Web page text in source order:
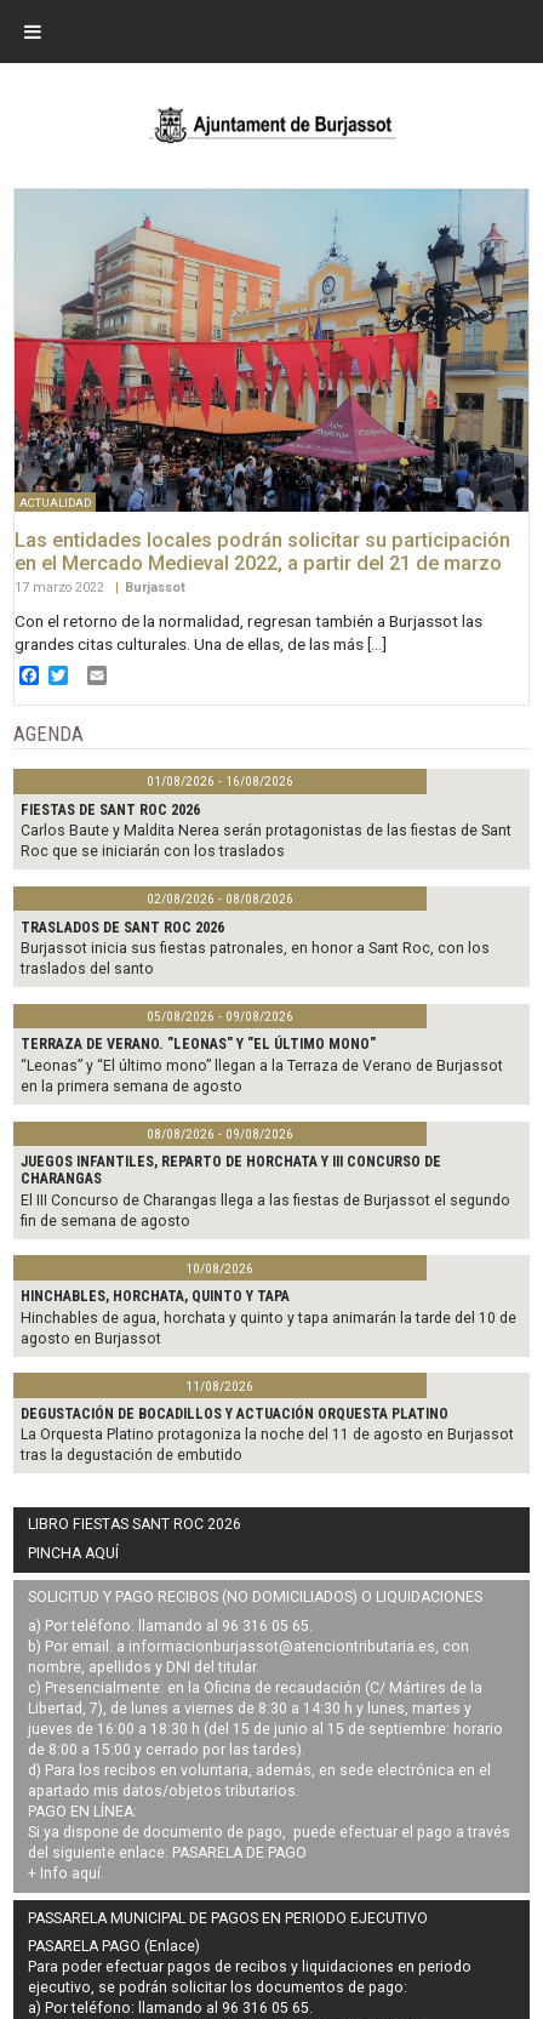
ACTUALIDAD
Las entidades locales podrán solicitar su participación
en el Mercado Medieval 2022, a partir del 21 de marzo
17 marzo 2022 Burjassot
Con el retorno de la normalidad, regresan también a Burjassot las
grandes citas culturales. Una de ellas, de las más […]
Facebook
Twitter
AGENDA
01/08/2026 - 16/08/2026
FIESTAS DE SANT ROC 2026
Carlos Baute y Maldita Nerea serán protagonistas de las fiestas de Sant
Roc que se iniciarán con los traslados
02/08/2026 - 08/08/2026
TRASLADOS DE SANT ROC 2026
Burjassot inicia sus fiestas patronales, en honor a Sant Roc, con los
traslados del santo
05/08/2026 - 09/08/2026
TERRAZA DE VERANO. "LEONAS" Y "EL ÚLTIMO MONO"
“Leonas” y “El último mono” llegan a la Terraza de Verano de Burjassot
en la primera semana de agosto
08/08/2026 - 09/08/2026
JUEGOS INFANTILES, REPARTO DE HORCHATA Y III CONCURSO DE
CHARANGAS
El III Concurso de Charangas llega a las fiestas de Burjassot el segundo
fin de semana de agosto
10/08/2026
HINCHABLES, HORCHATA, QUINTO Y TAPA
Hinchables de agua, horchata y quinto y tapa animarán la tarde del 10 de
agosto en Burjassot
11/08/2026
DEGUSTACIÓN DE BOCADILLOS Y ACTUACIÓN ORQUESTA PLATINO
La Orquesta Platino protagoniza la noche del 11 de agosto en Burjassot
tras la degustación de embutido
LIBRO FIESTAS SANT ROC 2026
PINCHA AQUÍ
SOLICITUD Y PAGO RECIBOS (NO DOMICILIADOS) O LIQUIDACIONES
a) Por teléfono: llamando al 96 316 05 65.
b) Por email: a informacionburjassot@atenciontributaria.es, con
nombre, apellidos y DNI del titular.
c) Presencialmente: en la Oficina de recaudación (C/ Mártires de la
Libertad, 7), de lunes a viernes de 8:30 a 14:30 h y lunes, martes y
jueves de 16:00 a 18:30 h (del 15 de junio al 15 de septiembre: horario
de 8:00 a 15:00 y cerrado por las tardes).
d) Para los recibos en voluntaria, además, en sede electrónica en el
apartado mis datos/objetos tributarios.
PAGO EN LÍNEA:
Si ya dispone de documento de pago, puede efectuar el pago a través
del siguiente enlace: PASARELA DE PAGO
+ Info aquí.
PASSARELA MUNICIPAL DE PAGOS EN PERIODO EJECUTIVO
PASARELA PAGO (Enlace)
Para poder efectuar pagos derecibos y liquidaciones en periodo
ejecutivo, se podrán solicitar los documentos de pago:
a) Por teléfono: llamando al 96 316 05 65.